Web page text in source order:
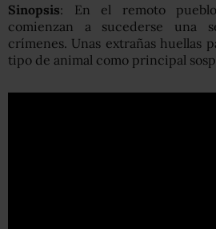
Sinopsis: En el remoto
comienzan a sucederse una
crímenes. Unas extrañas huellas
tipo de animal como principal